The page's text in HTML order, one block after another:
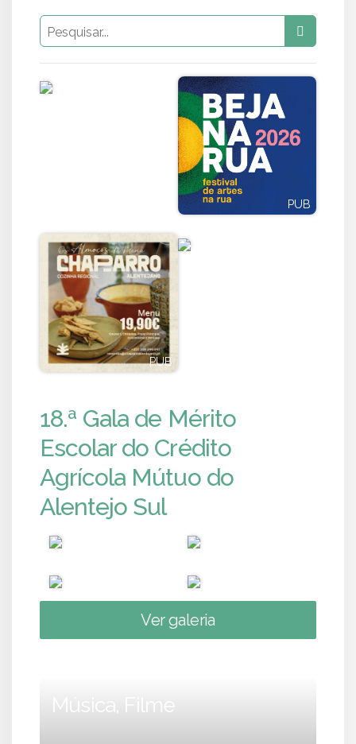
PUB
PUB
18.ª Gala de Mérito
Escolar do Crédito
Agrícola Mútuo do
Alentejo Sul
Ver galeria
Música, Filme